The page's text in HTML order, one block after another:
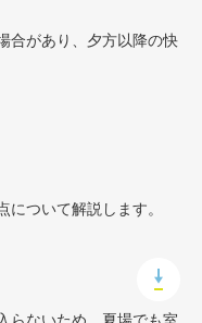
合があり、夕方以降の快
ついて解説します。